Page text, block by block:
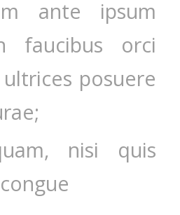
ante ipsum
faucibus orci
posuere
nisi quis